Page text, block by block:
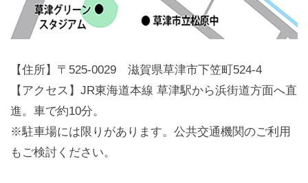
【住所】〒525-0029 滋賀県草津市下笠町524-4
【アクセス】JR東海道本線 草津駅から浜街道方面へ直
進。車で約10分。
※駐車場には限りがあります。公共交通機関のご利用
もご検討ください。